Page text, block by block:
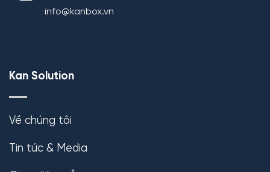
info@kanbox.vn
Kan Solution
Về chúng tôi
Tin tức & Media